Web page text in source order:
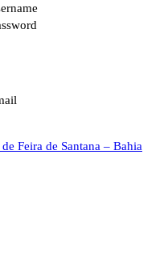
Feira de Santana – Bahia